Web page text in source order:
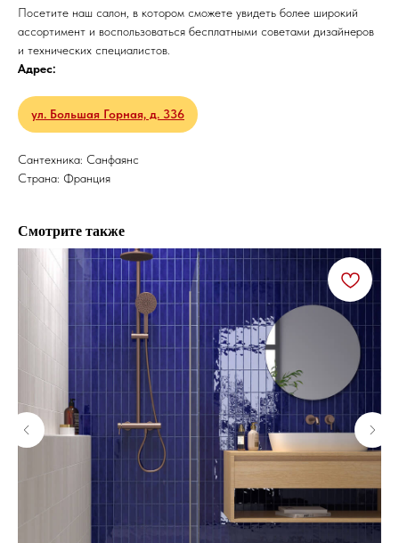
Посетите наш салон, в котором сможете увидеть более широкий
ассортимент и воспользоваться бесплатными советами дизайнеров
и технических специалистов.
Адрес:
ул. Большая Горная, д. 336
Сантехника: Санфаянс
Страна: Франция
Смотрите также